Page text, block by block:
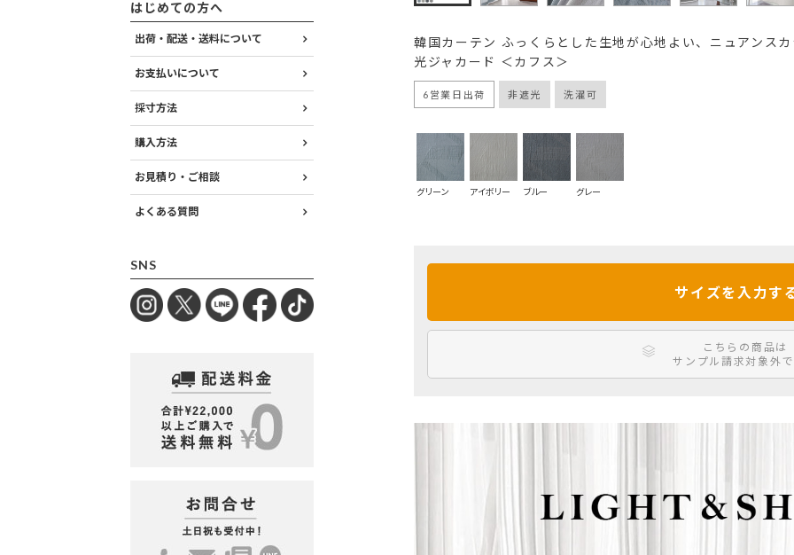
はじめての方へ
出荷・配送・送料について
お支払いについて
採寸方法
購入方法
お見積り・ご相談
よくある質問
SNS
韓国カーテン ふっくらとした生地が心地よい、ニュアンス
光ジャカード ＜カフス＞
6営業日出荷 非遮光 洗濯可
グリーン アイボリー ブルー グレー
サイズを入力す
こちらの商品は
サンプル請求対象外